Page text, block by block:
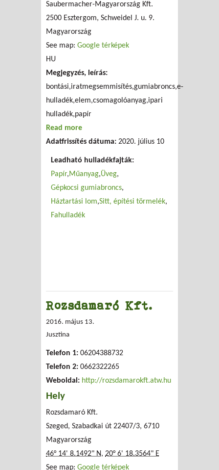
Saubermacher-Magyarország Kft.
2500 Esztergom, Schweidel J. u. 9.
Magyarország
See map: Google térképek
HU
Megjegyzés, leírás:
bontási,iratmegsemmisítés,gumiabroncs,e-
hulladék,elem,csomagolóanyag,ipari
hulladék,papír
Read more
Adatfrissítés dátuma: 2020. július 10
Leadható hulladékfajták:
Papír Műanyag Üveg
Gépkocsi gumiabroncs
Háztartási lom Sitt, építési törmelék
Fahulladék
Rozsdamaró Kft.
2016. május 13.
Jusztina
Telefon 1: 06204388732
Telefon 2: 0662322265
Weboldal: http://rozsdamarokft.atw.hu
Hely
Rozsdamaró Kft.
Szeged, Szabadkai út 22407/3, 6710
Magyarország
46° 14' 8.1492" N, 20° 6' 18.3564" E
See map: Google térképek